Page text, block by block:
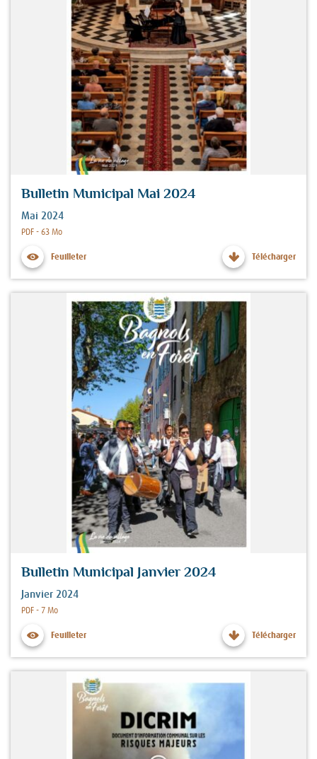
Bulletin Municipal Mai 2024
Mai 2024
Fichier :
PDF - 63 Mo
Feuilleter Télécharger
Bulletin Municipal Janvier 2024
Janvier 2024
Fichier :
PDF - 7 Mo
Feuilleter Télécharger